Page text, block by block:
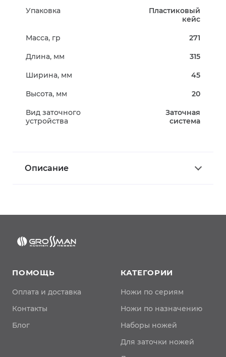
Упаковка
Пластиковый
кейс
Масса, гр 271
Длина, мм 315
Ширина, мм 45
Высота, мм 20
Вид заточного
устройства
Заточная
система
Описание
ПОМОЩЬ
Оплата и доставка
Контакты
Блог
КАТЕГОРИИ
Ножи по сериям
Ножи по назначению
Наборы ножей
Для заточки ножей